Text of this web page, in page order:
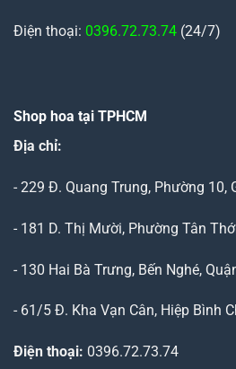
Điện thoại: 0396.72.73.74 (24/7)
Shop hoa tại TPHCM
Địa chỉ:
- 229 Đ. Quang Trung, Phường 10,
- 181 D. Thị Mười, Phường Tân
- 130 Hai Bà Trưng, Bến Nghé,
- 61/5 Đ. Kha Vạn Cân, Hiệp Bình
Điện thoại: 0396.72.73.74